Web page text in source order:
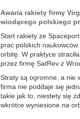
Awaria rakiety firmy
wiodącego polskiego
Start rakiety ze
prac polskich
orbitę. W praktyce
przez firmę SatRev z
Straty są ogromne, a nie
firma nie poddaje się
takie jak to, niestety się
wkrótce wyniesione na